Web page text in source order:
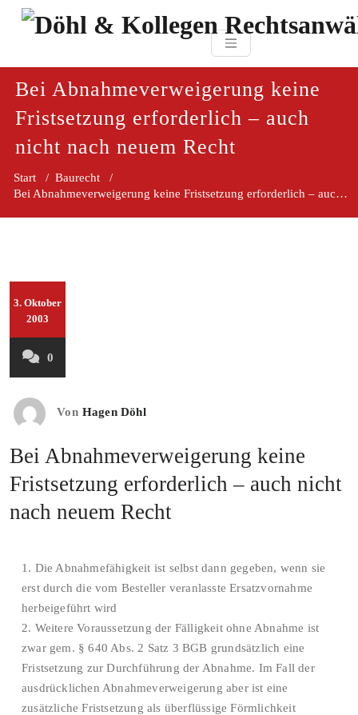
Zum
Döhl & Kollegen
Bei Abnahmeverweigerung keine
Fristsetzung erforderlich – auch
nicht nach neuem Recht
Start / Baurecht /
Bei Abnahmeverweigerung keine Fristsetzung erforderlich – auch nicht nach neuem Recht
3. Oktober
2003
0
Von Hagen Döhl
Bei Abnahmeverweigerung keine
Fristsetzung erforderlich – auch nicht
nach neuem Recht
1. Die Abnahmefähigkeit ist selbst dann gegeben, wenn sie
erst durch die vom Besteller veranlasste Ersatzvornahme
herbeigeführt wird
2. Weitere Voraussetzung der Fälligkeit ohne Abnahme ist
zwar gem. § 640 Abs. 2 Satz 3 BGB grundsätzlich eine
Fristsetzung zur Durchführung der Abnahme. Im Fall der
ausdrücklichen Abnahmeverweigerung aber ist eine
zusätzliche Fristsetzung als überflüssige Förmlichkeit